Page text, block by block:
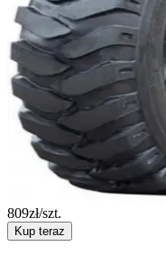
809zł/szt.
Kup teraz